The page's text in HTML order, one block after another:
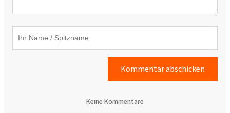
Kommentar abschicken
Keine Kommentare